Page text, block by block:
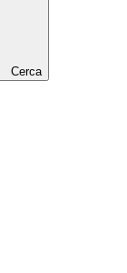
Cerca